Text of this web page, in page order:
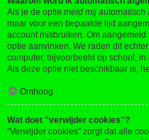
Als je de optie meld mij
maar voor een bepaalde tijd
account misbruiken. Om
optie aanvinken. We raden dit
computer, bijvoorbeeld op school,
Als deze optie niet beschikbaar is,
Omhoog
Wat doet "verwijder cookies"?
"Verwijder cookies" zorgt dat alle